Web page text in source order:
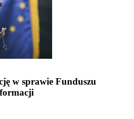
w sprawie Funduszu